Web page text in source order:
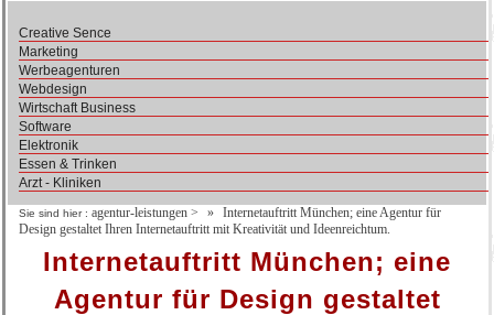
Creative Sence
Marketing
Werbeagenturen
Webdesign
Wirtschaft Business
Software
Elektronik
Essen & Trinken
Arzt - Kliniken
Sie sind hier : agentur-leistungen >
Internetauftritt München; eine Agentur für
Design gestaltet Ihren Internetauftritt mit Kreativität und Ideenreichtum.
Internetauftritt München; eine
Agentur für Design gestaltet